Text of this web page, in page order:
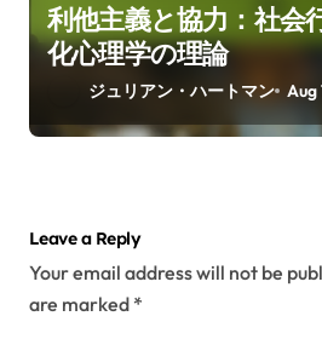
利他主義と協力：社会
化心理学の理論
ジュリアン・ハートマン Aug
Leave a Reply
Your email address will not be
are marked *